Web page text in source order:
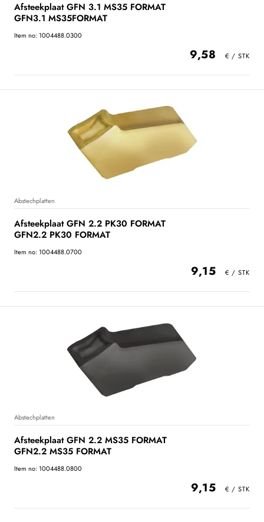
Afsteekplaat GFN 3.1 MS35 FORMAT
GFN3.1 MS35FORMAT
Item no: 1004488.0300
9,58
Abstechplatten
Afsteekplaat GFN 2.2 PK30 FORMAT
GFN2.2 PK30 FORMAT
Item no: 1004488.0700
9,15
Abstechplatten
Afsteekplaat GFN 2.2 MS35 FORMAT
GFN2.2 MS35 FORMAT
Item no: 1004488.0800
9,15